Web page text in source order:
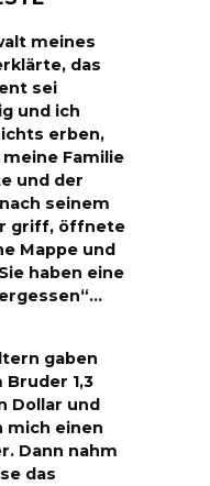
meines
das
sei
und ich
erben,
meine Familie
und der
seinem
griff, öffnete
Mappe und
haben eine
gaben
Bruder 1,3
Dollar und
mich einen
Dann nahm
das